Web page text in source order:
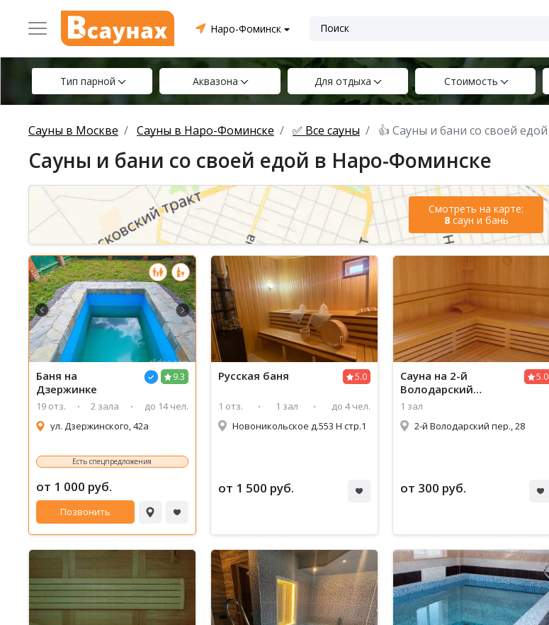
Наро-Фоминск
Тип парной Аквазона Для отдыха Стоимость
Сауны в Москве Сауны в Наро-Фоминске ✅ Все сауны 👍 Сауны и бани со своей едой
Сауны и бани со своей едой в Наро-Фоминске
Смотреть на карте:
8саун и бань
9.3
Баня на
Дзержинке
19 отз. 2 зала
до 14 чел.
ул. Дзержинского, 42а
Есть спецпредложения
от 1 000 руб.
Позвонить
5.0
Русская баня
1 отз. 1 зал
до 4 чел.
Новоникольское д.553 Н стр.1
от 1 500 руб.
5.0
Сауна на 2-й
Володарский
переулок, 28
1 зал
2-й Володарский пер., 28
от 300 руб.